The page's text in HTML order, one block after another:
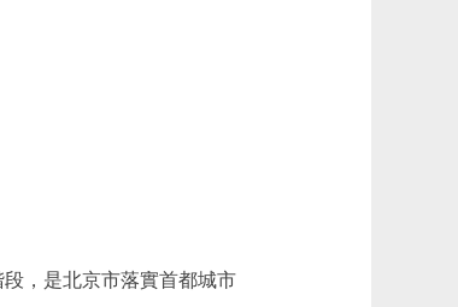
，是北京市落實首都城市